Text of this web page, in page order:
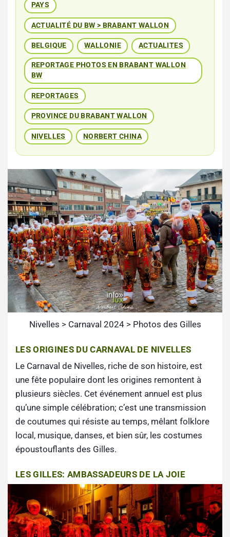
PAYS
ACTUALITÉ DU BW > BRABANT WALLON
BELGIQUE WALLONIE ACTUALITES
REPORTAGE PHOTOS EN BRABANT WALLON
BW
REPORTAGES
PROVINCE DU BRABANT WALLON
NIVELLES NORBERT CHINA
Nivelles > Carnaval 2024 > Photos des Gilles
LES ORIGINES DU CARNAVAL DE NIVELLES
Le Carnaval de Nivelles, riche de son histoire, est
une fête populaire dont les origines remontent à
plusieurs siècles. Cet événement annuel est plus
qu’une simple célébration; c’est une transmission
de coutumes qui résiste au temps, mêlant folklore
local, musique, danses, et bien sûr, les costumes
époustouflants des Gilles.
LES GILLES: AMBASSADEURS DE LA JOIE